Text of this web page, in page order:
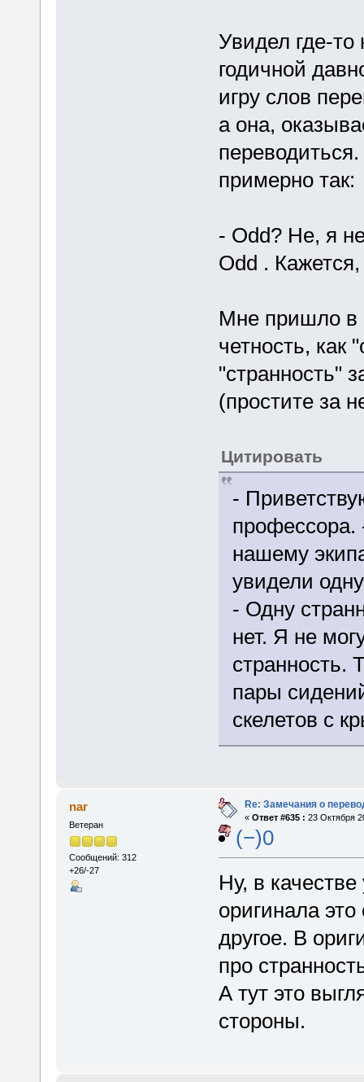
Увидел где-то
годичной
игру слов
а она,
примерно так:
- Odd? Не, я
Odd . Кажется,
Мне пришло в
четность, как
"странность"
(простите за
Цитировать
-
профессора.
нашему
увидели
- Одну
нет. Я не
странность.
пары
скелетов с
nar
Ветеран
Сообщений: 312
+26/-27
Re: Замечания о
« Ответ #635 : 23 Октября
(−)0
Ну, в
оригинала
другое. В
про
А тут это
стороны.